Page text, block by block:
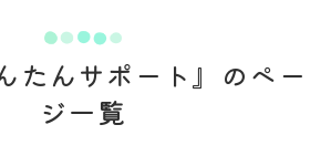
たんサポート』のペー
ジ一覧